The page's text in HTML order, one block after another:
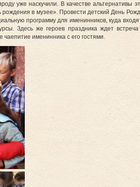
уже наскучили. В качестве альтернативы
в музее». Провести детский День
программу для именинников, куда
Здесь же героев праздника ждет
именинника с его гостями.